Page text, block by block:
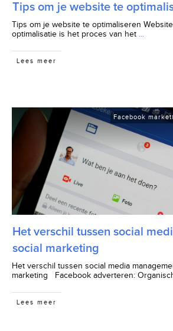
Tips om je website te
Tips om je website te optimaliseren
optimalisatie is het proces van het
Lees meer
Facebook
Het verschil tussen social
social marketing
Het verschil tussen social media
marketing Facebook adverteren:
Lees meer